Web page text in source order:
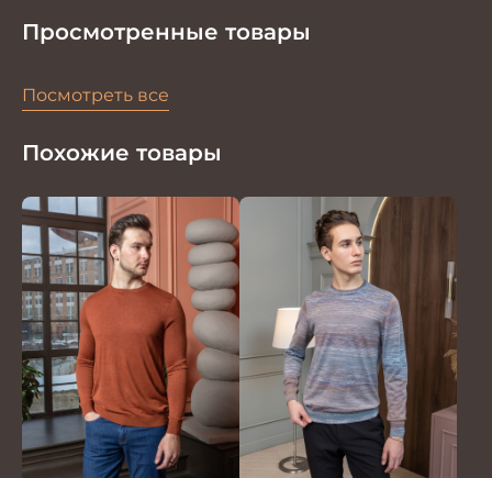
Просмотренные товары
Посмотреть все
Похожие товары